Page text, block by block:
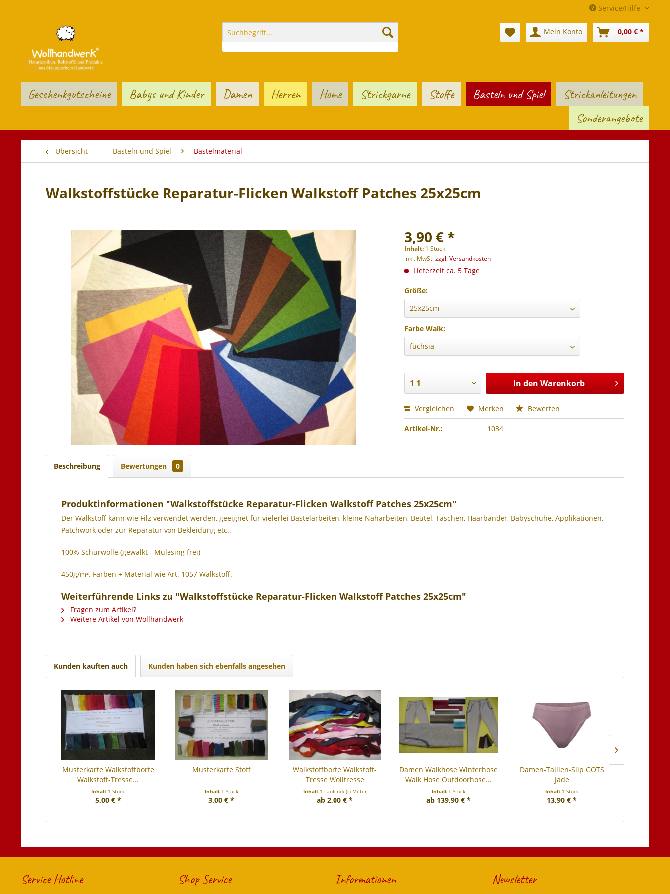
Service/Hilfe
Mein Konto 0,00 € *
Geschenkgutscheine Babys und Kinder Damen Herren Home Strickgarne Stoffe Basteln und Spiel
Strickanleitungen
Sonderangebote
Übersicht Basteln und Spiel Bastelmaterial
Walkstoffstücke Reparatur-Flicken Walkstoff Patches 25x25cm
3,90 € *
Inhalt: 1 Stück
inkl. MwSt.zzgl. Versandkosten
Lieferzeit ca. 5 Tage
Größe:
Farbe Walk:
In den Warenkorb
Vergleichen Merken Bewerten
Artikel-Nr.: 1034
Beschreibung Bewertungen 0
Produktinformationen "Walkstoffstücke Reparatur-Flicken Walkstoff Patches 25x25cm"
Der Walkstoff kann wie Filz verwendet werden, geeignet für vielerlei Bastelarbeiten, kleine Näharbeiten, Beutel, Taschen, Haarbänder, Babyschuhe, Applikationen,
Patchwork oder zur Reparatur von Bekleidung etc..
100% Schurwolle (gewalkt - Mulesing frei)
450g/m². Farben + Material wie Art. 1057 Walkstoff.
Weiterführende Links zu "Walkstoffstücke Reparatur-Flicken Walkstoff Patches 25x25cm"
Fragen zum Artikel?
Weitere Artikel von Wollhandwerk
Kunden kauften auch Kunden haben sich ebenfalls angesehen
Musterkarte Walkstoffborte
Walkstoff-Tresse...
Inhalt 1 Stück
5,00 € *
Musterkarte Stoff
Inhalt 1 Stück
3,00 € *
Walkstoffborte Walkstoff-
Tresse Wolltresse
Inhalt 1 Laufende(r) Meter
ab 2,00 € *
Damen Walkhose Winterhose
Walk Hose Outdoorhose...
Inhalt 1 Stück
ab 139,90 € *
Damen-Taillen-Slip GOTS
Jade
Inhalt 1 Stück
13,90 € *
Service Hotline Shop Service Informationen Newsletter